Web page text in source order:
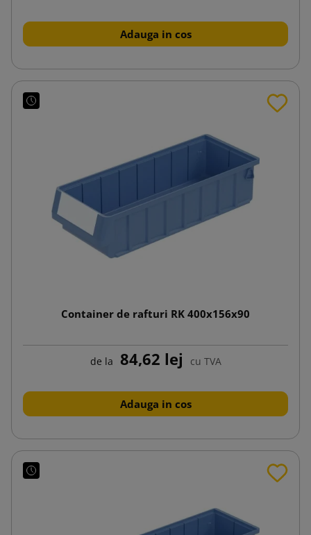
Adauga in cos
Container de rafturi RK 400x156x90
de la 84,62 lej cu TVA
Adauga in cos